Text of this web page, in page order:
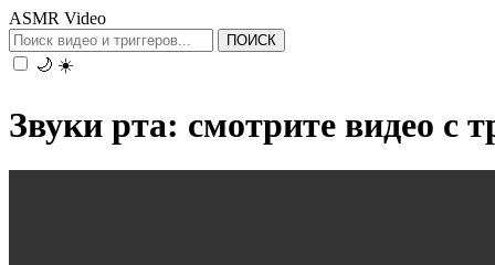
ASMR Video
ПОИСК
🌙 ☀️
Звуки рта: смотрите видео с